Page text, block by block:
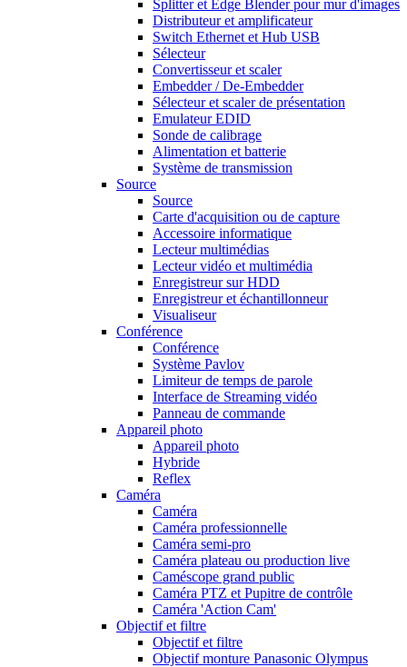
Splitter et Edge Blender pour mur d'images
Distributeur et amplificateur
Switch Ethernet et Hub USB
Sélecteur
Convertisseur et scaler
Embedder / De-Embedder
Sélecteur et scaler de présentation
Emulateur EDID
Sonde de calibrage
Alimentation et batterie
Système de transmission
Source
Source
Carte d'acquisition ou de capture
Accessoire informatique
Lecteur multimédias
Lecteur vidéo et multimédia
Enregistreur sur HDD
Enregistreur et échantillonneur
Visualiseur
Conférence
Conférence
Système Pavlov
Limiteur de temps de parole
Interface de Streaming vidéo
Panneau de commande
Appareil photo
Appareil photo
Hybride
Reflex
Caméra
Caméra
Caméra professionnelle
Caméra semi-pro
Caméra plateau ou production live
Caméscope grand public
Caméra PTZ et Pupitre de contrôle
Caméra 'Action Cam'
Objectif et filtre
Objectif et filtre
Objectif monture Panasonic Olympus